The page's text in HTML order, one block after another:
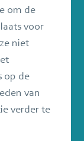
om de
voor
niet
op de
van
verder te